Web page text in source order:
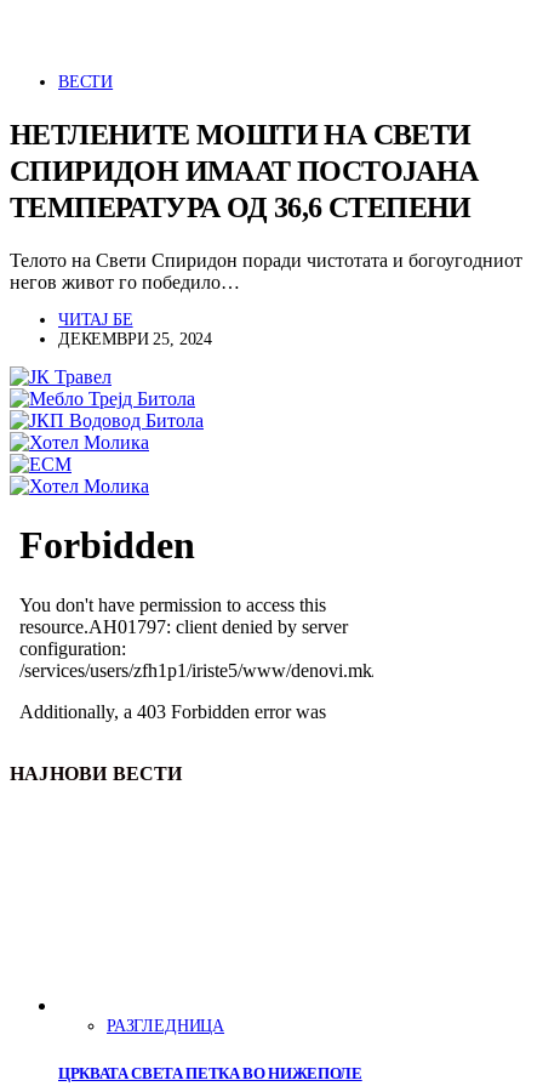
ВЕСТИ
НЕТЛЕНИТЕ МОШТИ НА СВЕТИ
СПИРИДОН ИМААТ ПОСТОЈАНА
ТЕМПЕРАТУРА ОД 36,6 СТЕПЕНИ
Телото на Свети Спиридон поради чистотата и богоугодниот
негов живот го победило…
ЧИТАЈ БЕ
ДЕКЕМВРИ 25, 2024
НАЈНОВИ ВЕСТИ
РАЗГЛЕДНИЦА
ЦРКВАТА СВЕТА ПЕТКА ВО НИЖЕПОЛЕ